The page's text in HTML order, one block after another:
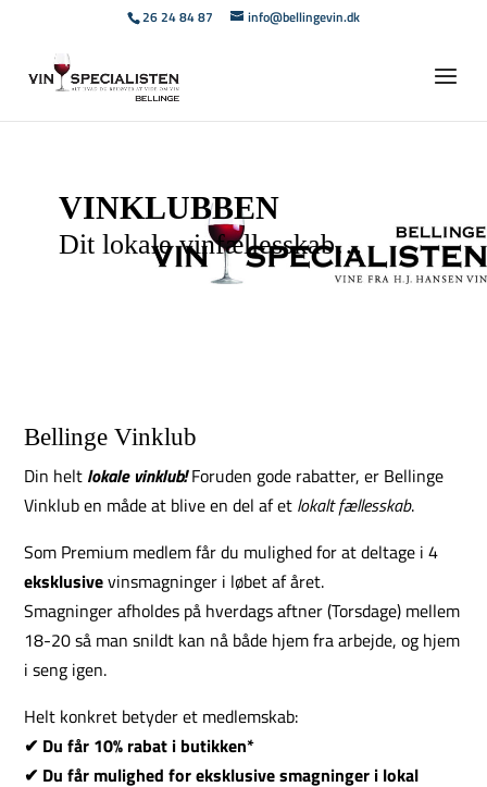
26 24 84 87 info@bellingevin.dk
VINKLUBBEN­
Dit lokale vinfællesskab…
Bellinge Vinklub
Din helt lokale vinklub!Foruden gode rabatter, er Bellinge
Vinklub en måde at blive en del af et lokalt fællesskab.
Som Premium medlem får du mulighed for at deltage i 4
eksklusivevinsmagninger i løbet af året.
Smagninger afholdes på hverdags aftner (Torsdage) mellem
18-20 så man snildt kan nå både hjem fra arbejde, og hjem
i seng igen.
Helt konkret betyder et medlemskab:
✔ Du får 10% rabat i butikken*
✔ Du får mulighed for eksklusivesmagninger i lokal